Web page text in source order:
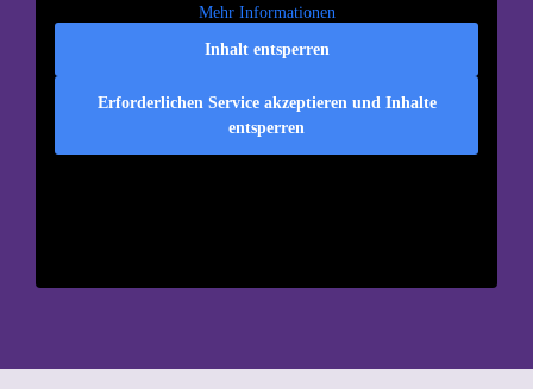
Mehr Informationen
Inhalt entsperren
Erforderlichen Service akzeptieren und Inhalte
entsperren